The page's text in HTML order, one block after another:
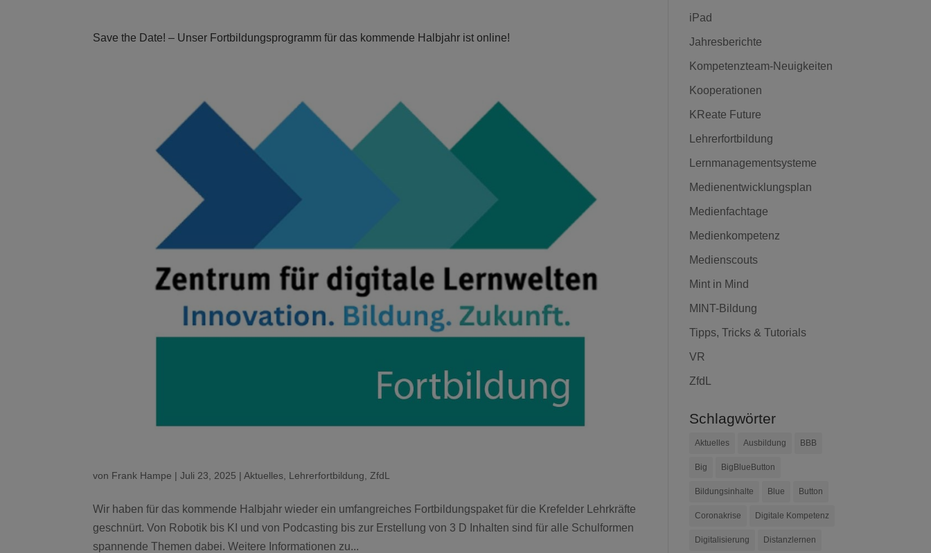
Save the Date! – Unser Fortbildungsprogramm für das kommende Halbjahr ist online!
von Frank Hampe |Juli 23, 2025 |Aktuelles Lehrerfortbildung ZfdL
Wir haben für das kommende Halbjahr wieder ein umfangreiches Fortbildungspaket für die Krefelder Lehrkräfte
geschnürt. Von Robotik bis KI und von Podcasting bis zur Erstellung von 3 D Inhalten sind für alle Schulformen
spannende Themen dabei. Weitere Informationen zu...
iPad
Jahresberichte
Kompetenzteam-Neuigkeiten
Kooperationen
KReate Future
Lehrerfortbildung
Lernmanagementsysteme
Medienentwicklungsplan
Medienfachtage
Medienkompetenz
Medienscouts
Mint in Mind
MINT-Bildung
Tipps, Tricks & Tutorials
VR
ZfdL
Schlagwörter
Aktuelles Ausbildung BBB
Big BigBlueButton
Bildungsinhalte Blue Button
Coronakrise Digitale Kompetenz
Digitalisierung Distanzlernen